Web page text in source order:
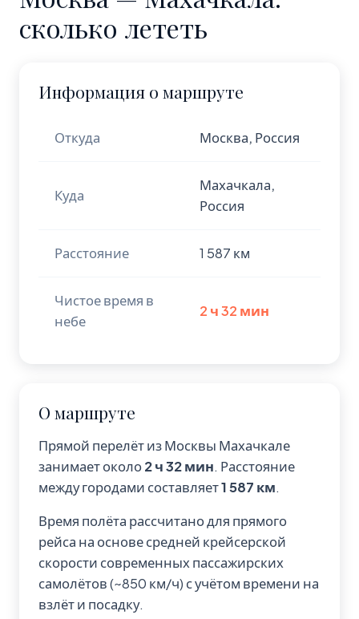
сколько лететь
Информация о маршруте
Откуда Москва, Россия
Куда
Махачкала,
Россия
Расстояние 1 587 км
Чистое время в
небе
2 ч 32 мин
О маршруте
Прямой перелёт из Москвы Махачкале
занимает около2 ч 32 мин. Расстояние
между городами составляет1 587 км.
Время полёта рассчитано для прямого
рейса на основе средней крейсерской
скорости современных пассажирских
самолётов (~850 км/ч) с учётом времени на
взлёт и посадку.